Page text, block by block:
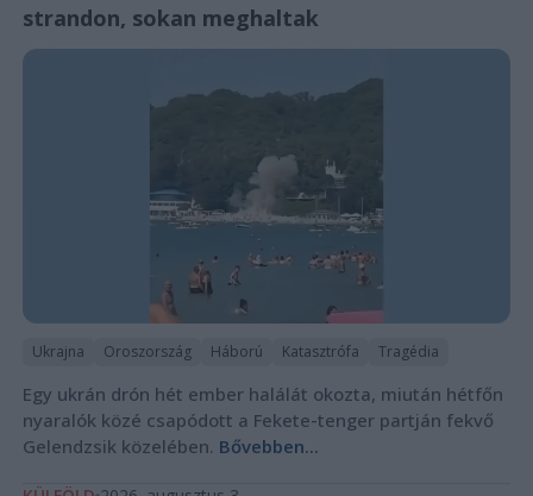
strandon, sokan meghaltak
Ukrajna Oroszország Háború Katasztrófa Tragédia
Egy ukrán drón hét ember halálát okozta, miután hétfőn
nyaralók közé csapódott a Fekete-tenger partján fekvő
Gelendzsik közelében. Bővebben...